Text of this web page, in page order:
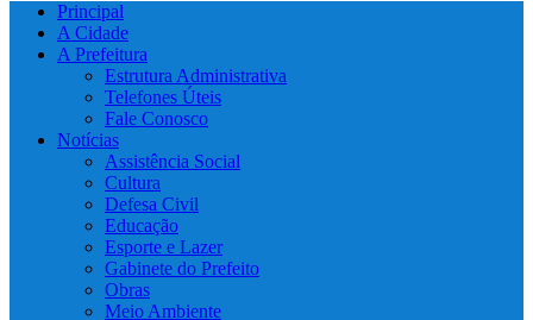
Principal
A Cidade
A Prefeitura
Estrutura Administrativa
Telefones Úteis
Fale Conosco
Notícias
Assistência Social
Cultura
Defesa Civil
Educação
Esporte e Lazer
Gabinete do Prefeito
Obras
Meio Ambiente